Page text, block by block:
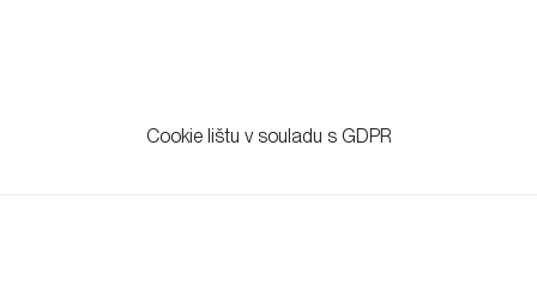
Cookie lištu v souladu s GDPR